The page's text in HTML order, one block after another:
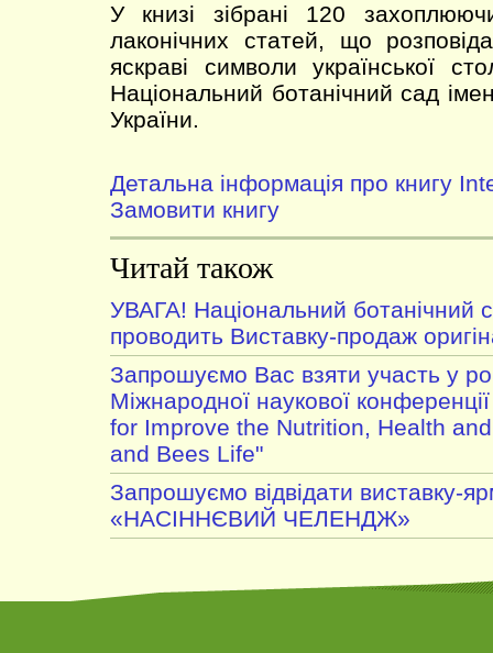
У книзі зібрані 120
лаконічних статей, що
яскраві символи української
Національний ботанічний сад
України.
Детальна інформація про книгу
Замовити книгу
Читай також
УВАГА! Національний ботанічний
проводить Виставку-продаж
Запрошуємо Вас взяти участь у
Міжнародної наукової
for Improve the Nutrition, Health
and Bees Life"
Запрошуємо відвідати виставку-
«НАСІННЄВИЙ ЧЕЛЕНДЖ»